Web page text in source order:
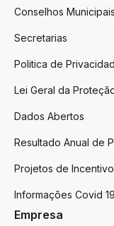
Conselhos Municipais
Secretarias
Politica de
Lei Geral da
Dados Abertos
Resultado Anual de
Projetos de
Informações Covid 19
Empresa